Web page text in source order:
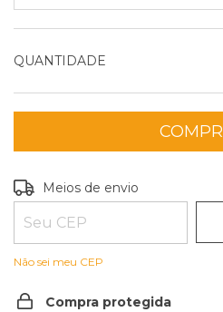
QUANTIDADE
Entregas para o CEP:
Meios de envio
Não sei meu CEP
Compra protegida